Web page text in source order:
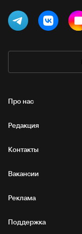
Про нас
Редакция
Контакты
Вакансии
Реклама
Поддержка